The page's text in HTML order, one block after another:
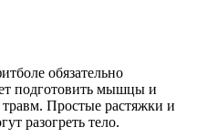
обязательно
подготовить мышцы и
травм. Простые растяжки и
разогреть тело.